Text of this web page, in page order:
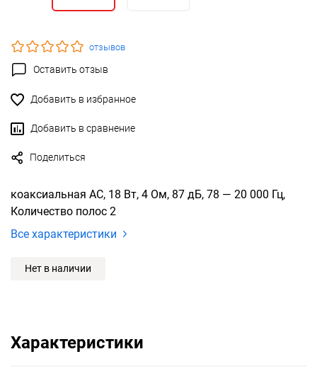
отзывов
Оставить отзыв
Добавить в избранное
Добавить в сравнение
Поделиться
коаксиальная АС, 18 Вт, 4 Ом, 87 дБ, 78 — 20 000 Гц,
Количество полос 2
Все характеристики
Нет в наличии
Характеристики